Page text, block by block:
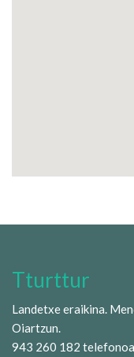
Tturttur
Landetxe eraikina.
Oiartzun.
943 260 182 telefonoa